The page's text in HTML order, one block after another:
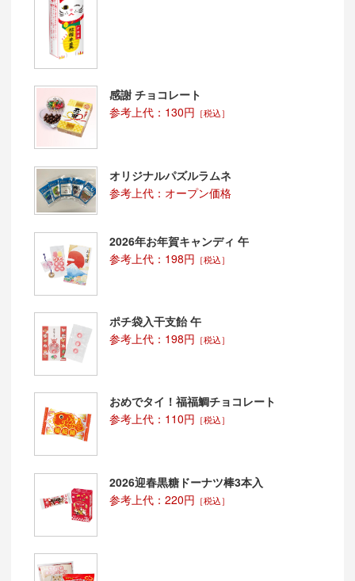
感謝 チョコレート
参考上代：130円 ［税込］
オリジナルパズルラムネ
参考上代：オープン価格
2026年お年賀キャンディ 午
参考上代：198円 ［税込］
ポチ袋入干支飴 午
参考上代：198円 ［税込］
おめでタイ！福福鯛チョコレート
参考上代：110円 ［税込］
2026迎春黒糖ドーナツ棒3本入
参考上代：220円 ［税込］